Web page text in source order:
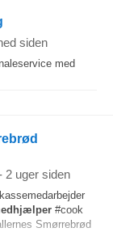
siden
med
2 uger siden
#cook
Smørrebrød